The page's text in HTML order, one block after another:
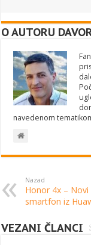
O AUTORU
navedenom
Nazad
Honor 4x –
smartfon iz
VEZANI ČLANCI